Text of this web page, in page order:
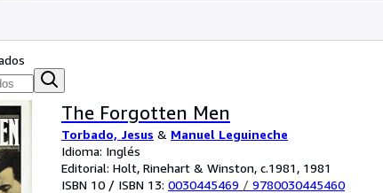
The Forgotten Men
Torbado, Jesus & Manuel Leguineche
Idioma: Inglés
Editorial: Holt, Rinehart & Winston, c.1981, 1981
ISBN 10 / ISBN 13: 0030445469 / 9780030445460